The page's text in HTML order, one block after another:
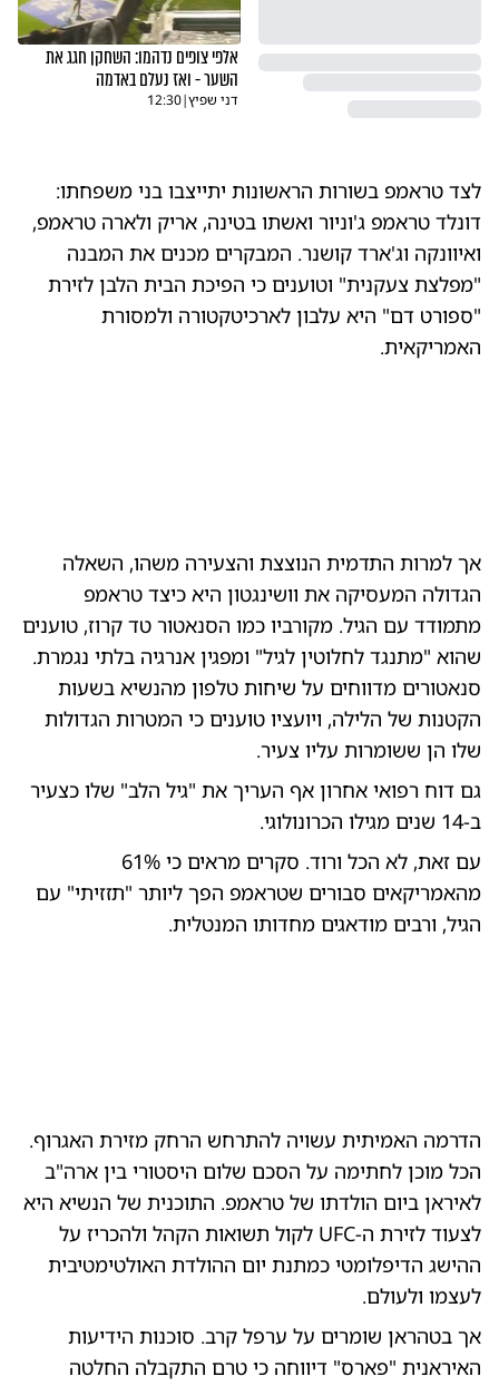
אלפי צופים נדהמו: השחקן חגג את
השער - ואז נעלם באדמה
דני שפיץ|
12:30
לצד טראמפ בשורות הראשונות יתייצבו בני משפחתו:
דונלד טראמפ ג'וניור ואשתו בטינה, אריק ולארה טראמפ,
ואיוונקה וג'ארד קושנר. המבקרים מכנים את המבנה
"מפלצת צעקנית" וטוענים כי הפיכת הבית הלבן לזירת
"ספורט דם" היא עלבון לארכיטקטורה ולמסורת
האמריקאית.
אך למרות התדמית הנוצצת והצעירה משהו, השאלה
הגדולה המעסיקה את וושינגטון היא כיצד טראמפ
מתמודד עם הגיל. מקורביו כמו הסנאטור טד קרוז, טוענים
שהוא "מתנגד לחלוטין לגיל" ומפגין אנרגיה בלתי נגמרת.
סנאטורים מדווחים על שיחות טלפון מהנשיא בשעות
הקטנות של הלילה, ויועציו טוענים כי המטרות הגדולות
שלו הן ששומרות עליו צעיר.
גם דוח רפואי אחרון אף העריך את "גיל הלב" שלו כצעיר
ב-14 שנים מגילו הכרונולוגי.
עם זאת, לא הכל ורוד. סקרים מראים כי 61%
מהאמריקאים סבורים שטראמפ הפך ליותר "תזזיתי" עם
הגיל, ורבים מודאגים מחדותו המנטלית.
הדרמה האמיתית עשויה להתרחש הרחק מזירת האגרוף.
הכל מוכן לחתימה על הסכם שלום היסטורי בין ארה"ב
לאיראן ביום הולדתו של טראמפ. התוכנית של הנשיא היא
לצעוד לזירת ה-UFC לקול תשואות הקהל ולהכריז על
ההישג הדיפלומטי כמתנת יום ההולדת האולטימטיבית
לעצמו ולעולם.
אך בטהראן שומרים על ערפל קרב. סוכנות הידיעות
האיראנית "פארס" דיווחה כי טרם התקבלה החלטה